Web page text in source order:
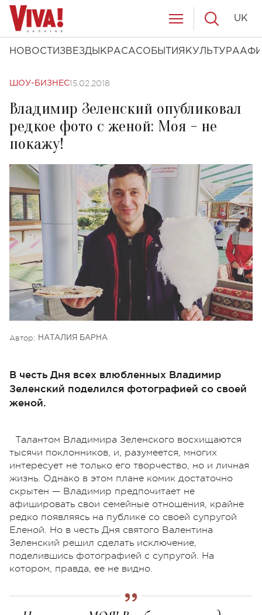
НОВОСТИ ЗВЕЗДЫ КРАСАСОБЫТИЯ КУЛЬТУРА
UK
ШОУ-БИЗНЕС15.02.2018
Владимир Зеленский опубликовал
редкое фото с женой: Моя - не
покажу!
Автор: НАТАЛИЯ БАРНА
В честь Дня всех влюбленных Владимир
Зеленский поделился фотографией со своей
женой.
Талантом Владимира Зеленского восхищаются
тысячи поклонников, и, разумеется, многих
интересует не только его творчество, но и личная
жизнь. Однако в этом плане комик достаточно
скрытен — Владимир предпочитает не
афишировать свои семейные отношения, крайне
редко появляясь на публике со своей супругой
Еленой. Но в честь Дня святого Валентина
Зеленский решил сделать исключение,
поделившись фотографией с супругой. На
котором, правда, ее не видно.